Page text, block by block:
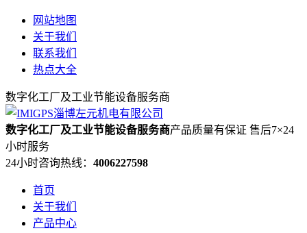
网站地图
关于我们
联系我们
热点大全
数字化工厂及工业节能设备服务商
数字化工厂及工业节能设备服务商产品质量有保证 售后7×24
小时服务
24小时咨询热线： 4006227598
首页
关于我们
产品中心